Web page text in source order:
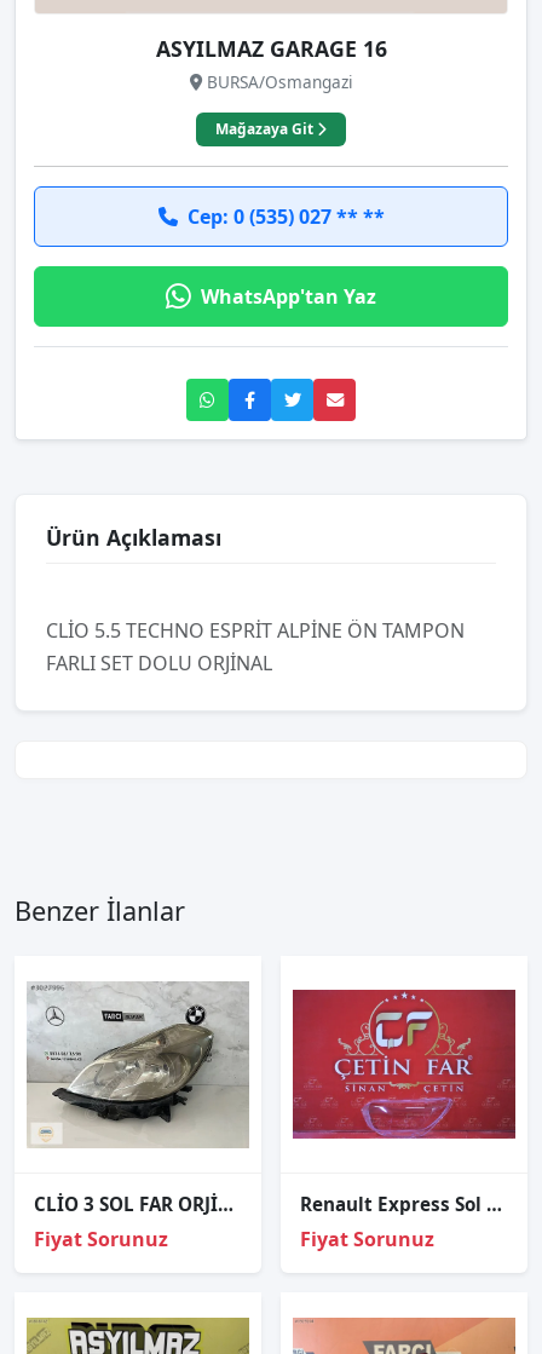
ASYILMAZ GARAGE 16
BURSA/Osmangazi
Mağazaya Git
Cep: 0 (535) 027 ** **
WhatsApp'tan Yaz
Ürün Açıklaması
CLİO 5.5 TECHNO ESPRİT ALPİNE ÖN TAMPON
FARLI SET DOLU ORJİNAL
Benzer İlanlar
CLİO 3 SOL FAR ORJİNAL
Fiyat Sorunuz
Renault Express Sol Far Cami 2019-2024
Fiyat Sorunuz